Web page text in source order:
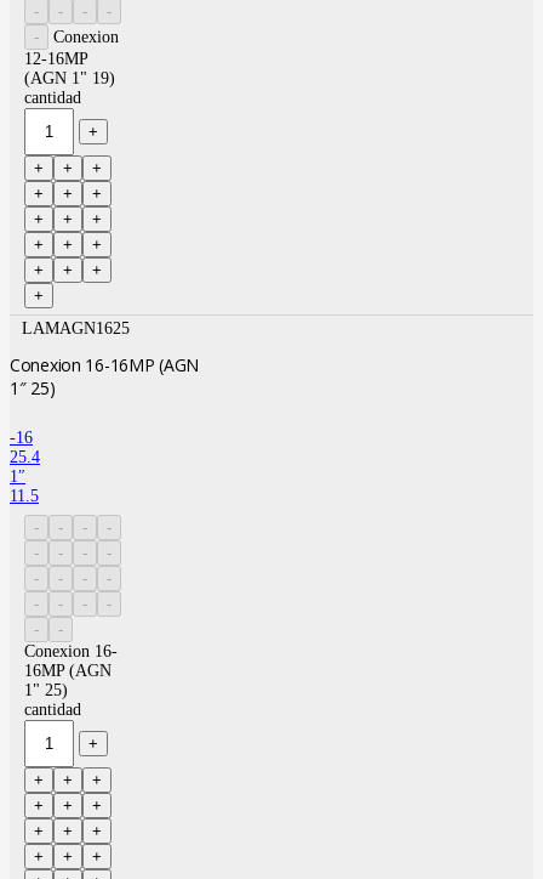
Conexion
12-16MP
(AGN 1" 19)
cantidad
LAMAGN1625
Conexion 16-16MP (AGN
1″ 25)
-16
25.4
1″
11.5
Conexion 16-
16MP (AGN
1" 25)
cantidad